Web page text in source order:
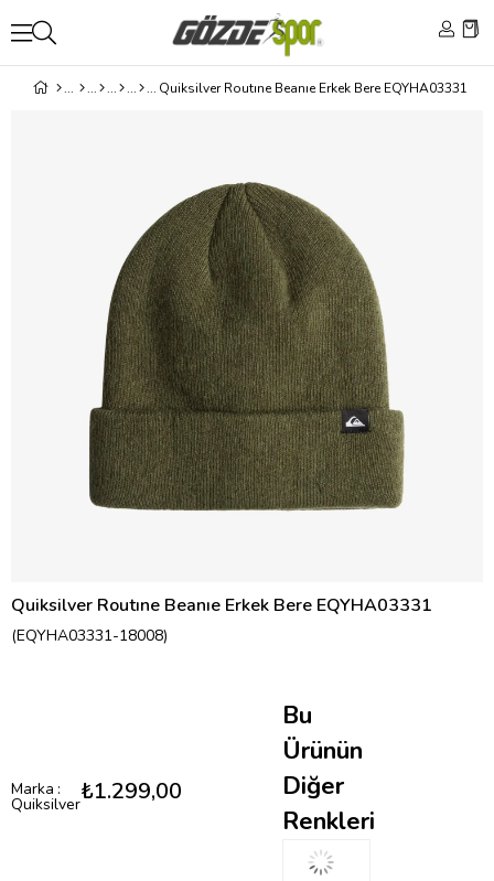
Quiksilver Routıne Beanıe Erkek Bere EQYHA03331
Quiksilver Routıne Beanıe Erkek Bere EQYHA03331
(EQYHA03331-18008)
Marka :
Quiksilver₺1.299,00
Bu
Ürünün
Diğer
Renkleri